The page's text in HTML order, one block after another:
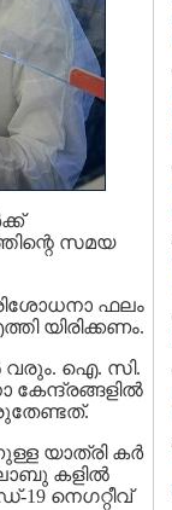
സമയ
ഫലം
യിരിക്കണം.
വരും. ഐ. സി.
കേന്ദ്രങ്ങളില്‍
യാത്രി കര്‍
കളില്‍
19 നെഗറ്റീവ്